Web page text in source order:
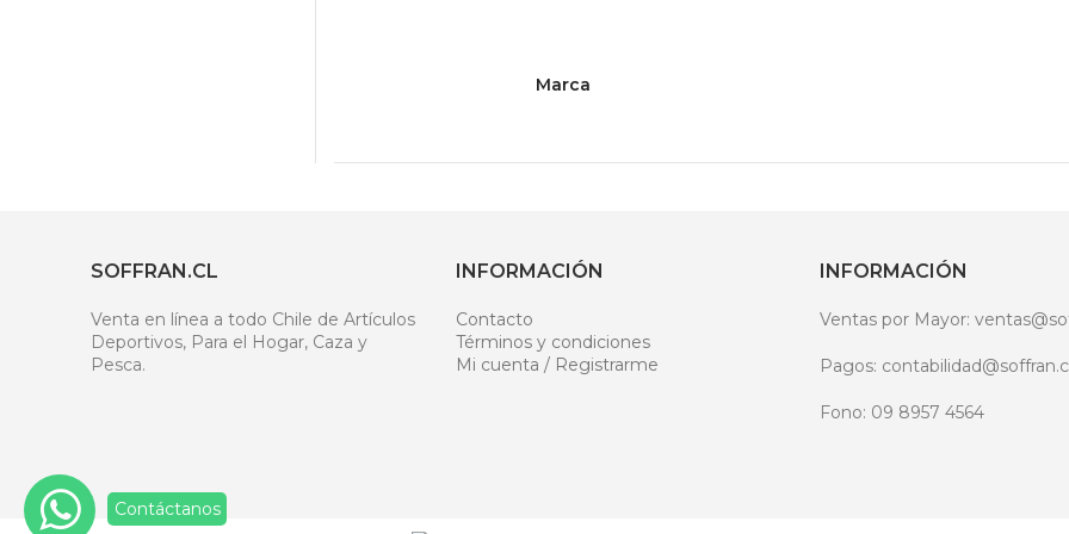
Marca
SOFFRAN.CL
Venta en línea a todo Chile de Artículos
Deportivos, Para el Hogar, Caza y
Pesca.
INFORMACIÓN
Contacto
Términos y condiciones
Mi cuenta / Registrarme
INFORMACIÓN
Ventas por Mayor:
Pagos:
Fono: 09 8957 4564